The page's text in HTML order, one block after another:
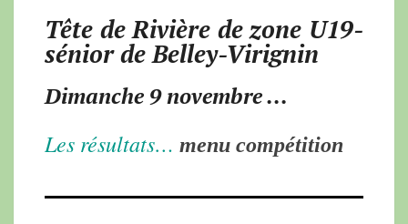
Tête de Rivière de zone U19-
sénior de Belley-Virignin
Dimanche 9 novembre ...
Les résultats… menu compétition